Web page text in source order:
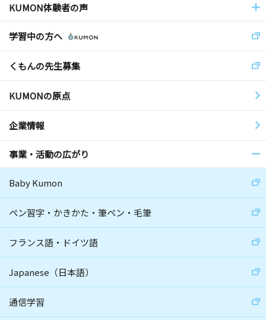
KUMON体験者の声
学習中の方へ
くもんの先生募集
KUMONの原点
企業情報
事業・活動の広がり
Baby Kumon
ペン習字・かきかた・筆ペン・毛筆
フランス語・ドイツ語
Japanese（日本語）
通信学習